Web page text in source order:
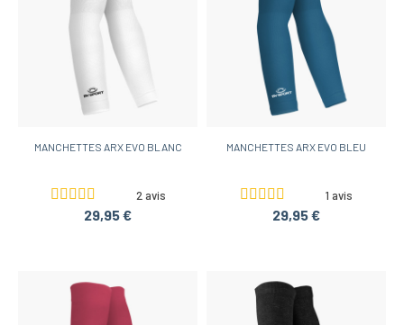
MANCHETTES ARX EVO BLANC
2 avis
29,95 €
MANCHETTES ARX EVO BLEU
1 avis
29,95 €